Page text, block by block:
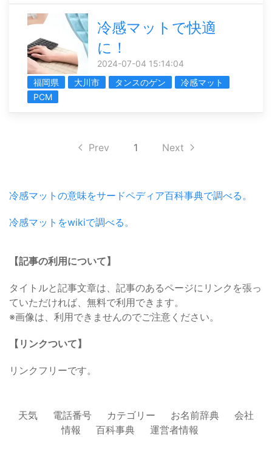
冷感マットで快適
に！
2024-07-04 15:14:04
福岡県
大川市 タンスのゲン
冷感マット
PCM
Prev 1 Next
冷感マットの意味をサードペディア百科事典で調べる。
冷感マットをwikiで調べる。
【記事の利用について】
タイトルと記事文章は、記事のあるページにリンクを張っ
ていただければ、無料で利用できます。
※画像は、利用できませんのでご注意ください。
【リンクついて】
リンクフリーです。
天気 電話番号 カテゴリー お名前辞典
会社
情報
百科事典 運営者情報